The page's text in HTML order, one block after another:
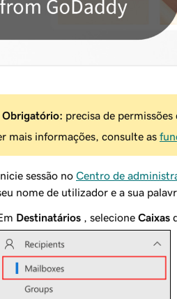
Obrigatório: precisa de
mais informações, consulte as
sessão no Centro de
nome de utilizador e a sua
Destinatários , selecione Caixas